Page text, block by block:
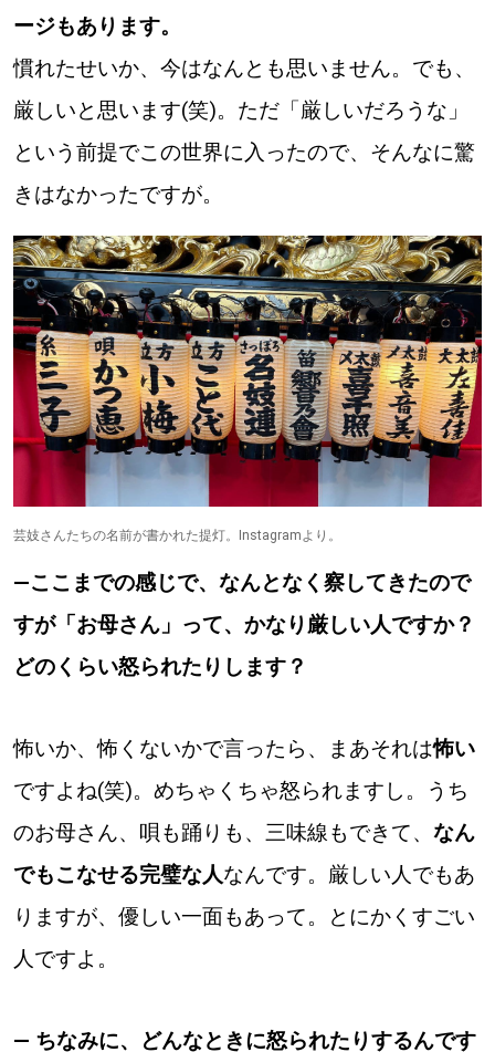
ージもあります。
慣れたせいか、今はなんとも思いません。でも、
厳しいと思います(笑)。ただ「厳しいだろうな」
という前提でこの世界に入ったので、そんなに驚
きはなかったですが。
芸妓さんたちの名前が書かれた提灯。Instagramより。
―ここまでの感じで、なんとなく察してきたので
すが「お母さん」って、かなり厳しい人ですか？
どのくらい怒られたりします？
怖いか、怖くないかで言ったら、まあそれは怖い
ですよね(笑)。めちゃくちゃ怒られますし。うち
のお母さん、唄も踊りも、三味線もできて、 なん
でもこなせる完璧な人なんです。厳しい人でもあ
りますが、優しい一面もあって。とにかくすごい
人ですよ。
― ちなみに、どんなときに怒られたりするんです